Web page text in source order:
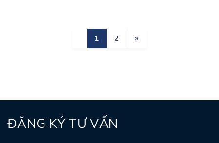
1 2 »
ĐĂNG KÝ TƯ VẤN